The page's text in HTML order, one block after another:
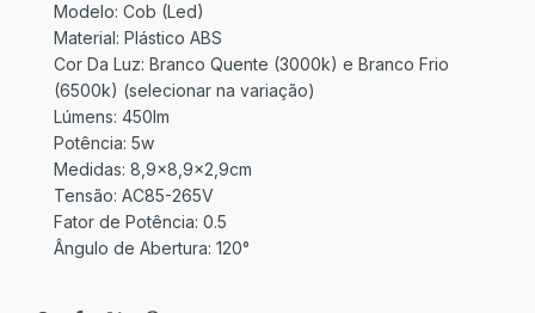
Modelo: Cob (Led)
Material: Plástico ABS
Cor Da Luz: Branco Quente (3000k) e Branco Frio
(6500k) (selecionar na variação)
Lúmens: 450lm
Potência: 5w
Medidas: 8,9x8,9x2,9cm
Tensão: AC85-265V
Fator de Potência: 0.5
Ângulo de Abertura: 120°